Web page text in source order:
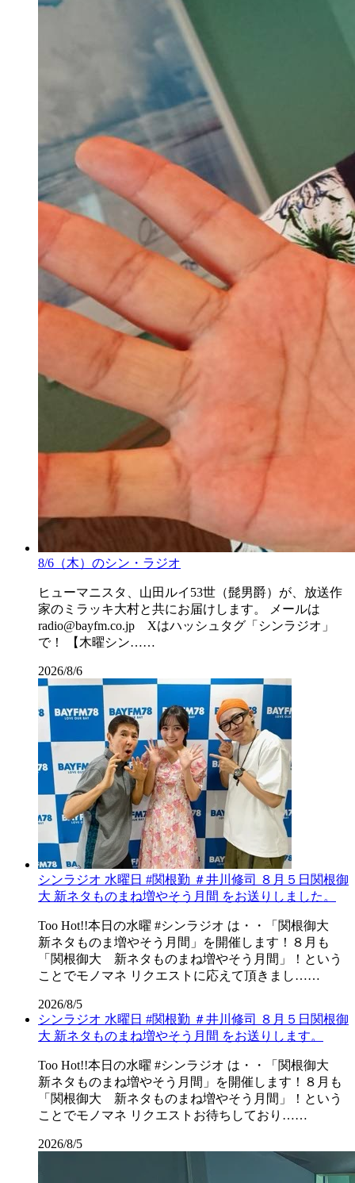
8/6（木）のシン・ラジオ
ヒューマニスタ、山田ルイ53世（髭男爵）が、放送作
家のミラッキ大村と共にお届けします。 メールは
radio@bayfm.co.jp Xはハッシュタグ「シンラジオ」
で！ 【木曜シン……
2026/8/6
シンラジオ 水曜日 #関根勤 ＃井川修司 ８月５日関根御
大 新ネタものまね増やそう月間 をお送りしました。
Too Hot!!本日の水曜 #シンラジオ は・・「関根御大
新ネタものま増やそう月間」を開催します！８月も
「関根御大 新ネタものまね増やそう月間」！という
ことでモノマネ リクエストに応えて頂きまし……
2026/8/5
シンラジオ 水曜日 #関根勤 ＃井川修司 ８月５日関根御
大 新ネタものまね増やそう月間 をお送りします。
Too Hot!!本日の水曜 #シンラジオ は・・「関根御大
新ネタものまね増やそう月間」を開催します！８月も
「関根御大 新ネタものまね増やそう月間」！という
ことでモノマネ リクエストお待ちしており……
2026/8/5